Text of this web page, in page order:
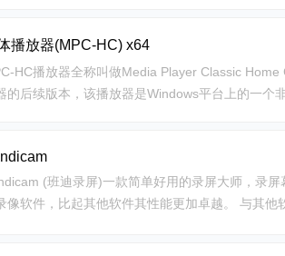
过任意音频文件作为视频的新音轨。我推荐大家
quicktime 7、realplayer 10.5、windvd 7 和
播放器(MPC-HC) x64
HC播放器全称叫做Media Player Classic
的后续版本，该播放器是Windows平台上的一个
(班迪录屏)一款简单好用的录屏大师，录
像软件，比起其他软件其性能更加卓越。 与其